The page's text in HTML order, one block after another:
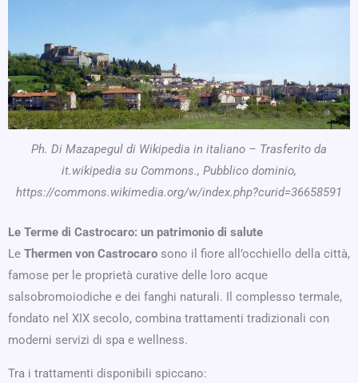
Ph. Di Mazapegul di Wikipedia in italiano – Trasferito da
it.wikipedia su Commons., Pubblico dominio,
https://commons.wikimedia.org/w/index.php?curid=36658591
Le Terme di Castrocaro: un patrimonio di salute
Le Thermen von Castrocaro sono il fiore all’occhiello della città,
famose per le proprietà curative delle loro acque
salsobromoiodiche e dei fanghi naturali. Il complesso termale,
fondato nel XIX secolo, combina trattamenti tradizionali con
moderni servizi di spa e wellness.
Tra i trattamenti disponibili spiccano: